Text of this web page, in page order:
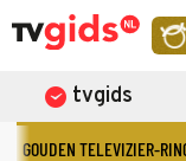
tvgids
GOUDEN TELEVIZIER-